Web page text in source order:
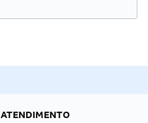
ATENDIMENTO